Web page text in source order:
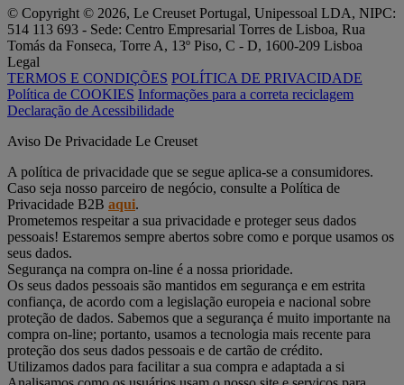
© Copyright © 2026, Le Creuset Portugal, Unipessoal LDA, NIPC:
514 113 693 - Sede: Centro Empresarial Torres de Lisboa, Rua
Tomás da Fonseca, Torre A, 13º Piso, C - D, 1600-209 Lisboa
Legal
TERMOS E CONDIÇÕES POLÍTICA DE PRIVACIDADE
Política de COOKIES Informações para a correta reciclagem
Declaração de Acessibilidade
Aviso De Privacidade Le Creuset
A política de privacidade que se segue aplica-se a consumidores.
Caso seja nosso parceiro de negócio, consulte a Política de
Privacidade B2B aqui.
Prometemos respeitar a sua privacidade e proteger seus dados
pessoais! Estaremos sempre abertos sobre como e porque usamos os
seus dados.
Segurança na compra on-line é a nossa prioridade.
Os seus dados pessoais são mantidos em segurança e em estrita
confiança, de acordo com a legislação europeia e nacional sobre
proteção de dados. Sabemos que a segurança é muito importante na
compra on-line; portanto, usamos a tecnologia mais recente para
proteção dos seus dados pessoais e de cartão de crédito.
Utilizamos dados para facilitar a sua compra e adaptada a si